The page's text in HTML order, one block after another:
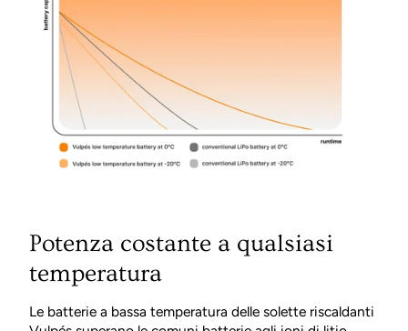
Potenza costante a qualsiasi
temperatura
Le batterie a bassa temperatura delle solette riscaldanti